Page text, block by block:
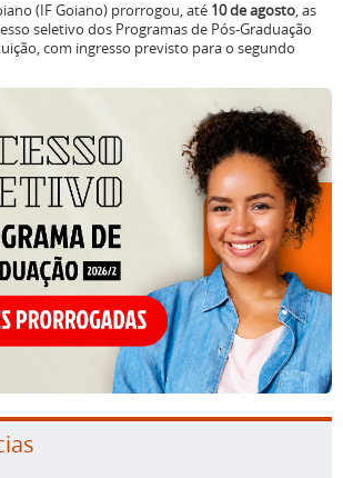
(IF Goiano) prorrogou, até 10 de agosto, as
seletivo dos Programas de Pós-Graduação
com ingresso previsto para o segundo